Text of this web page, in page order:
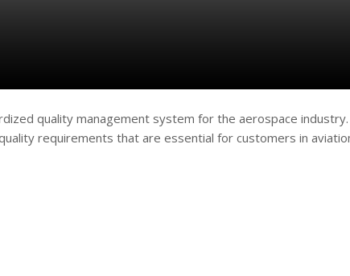
quality management system for the aerospace
requirements that are essential for customers in